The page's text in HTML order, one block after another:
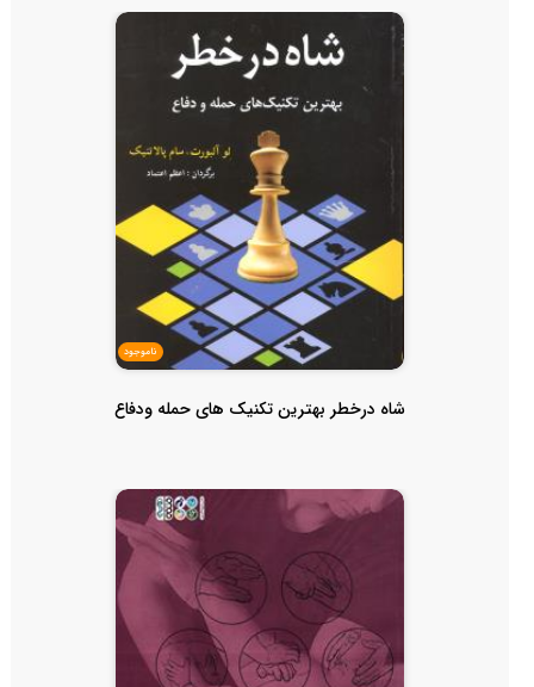
ناموجود
شاه درخطر بهترین تکنیک های حمله ودفاع